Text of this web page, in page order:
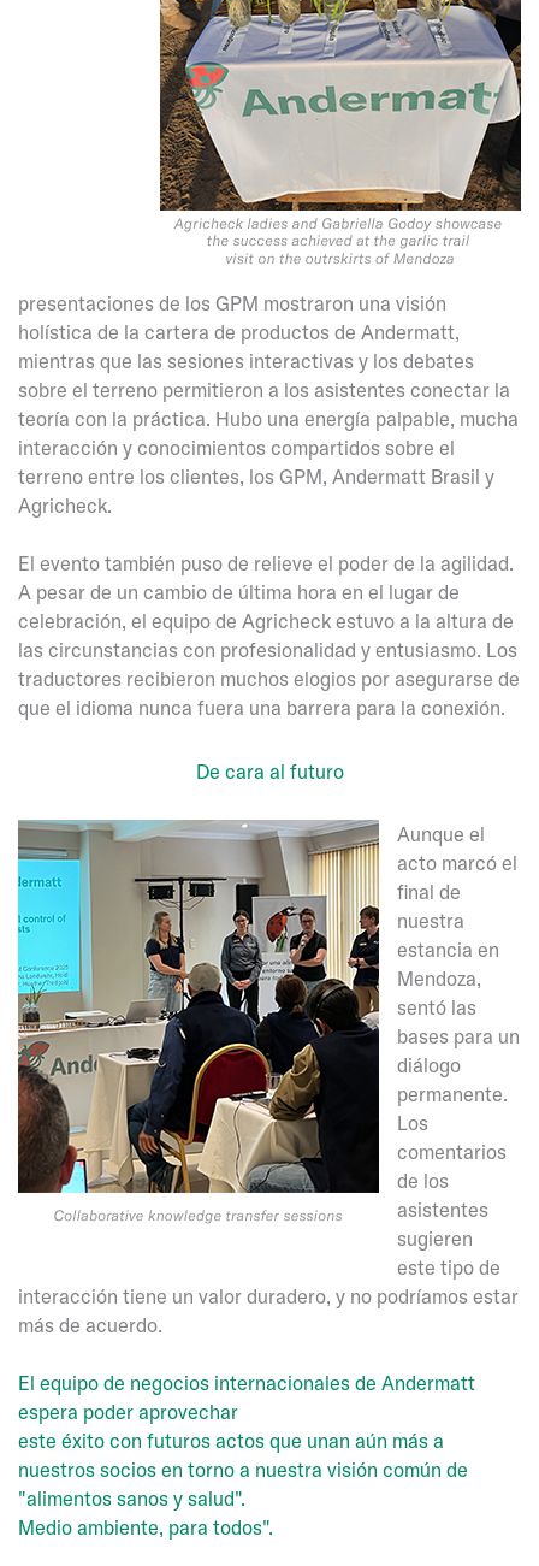
presentaciones de los GPM mostraron una visión
holística de la cartera de productos de Andermatt,
mientras que las sesiones interactivas y los debates
sobre el terreno permitieron a los asistentes conectar la
teoría con la práctica. Hubo una energía palpable, mucha
interacción y conocimientos compartidos sobre el
terreno entre los clientes, los GPM, Andermatt Brasil y
Agricheck.
El evento también puso de relieve el poder de la agilidad.
A pesar de un cambio de última hora en el lugar de
celebración, el equipo de Agricheck estuvo a la altura de
las circunstancias con profesionalidad y entusiasmo. Los
traductores recibieron muchos elogios por asegurarse de
que el idioma nunca fuera una barrera para la conexión.
De cara al futuro
Aunque el
acto marcó el
final de
nuestra
estancia en
Mendoza,
sentó las
bases para un
diálogo
permanente.
Los
comentarios
de los
asistentes
sugieren
este tipo de
interacción tiene un valor duradero, y no podríamos estar
más de acuerdo.
El equipo de negocios internacionales de Andermatt
espera poder aprovechar
este éxito con futuros actos que unan aún más a
nuestros socios en torno a nuestra visión común de
"alimentos sanos y salud".
Medio ambiente, para todos".